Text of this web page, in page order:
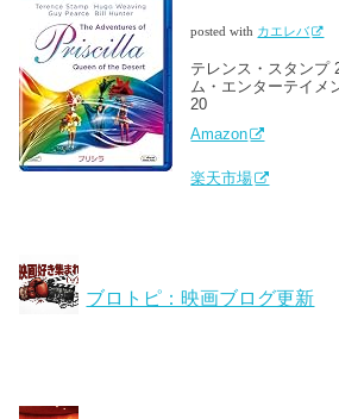
posted with カエレバ
テレンス・スタンプ
ム・エンターテイメ
20
Amazon
楽天市場
ブロトピ：映画ブログ更新